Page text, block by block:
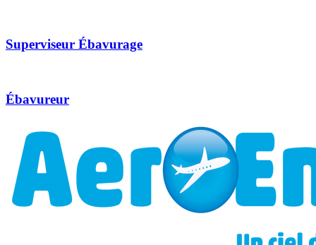
Superviseur Ébavurage
Ébavureur